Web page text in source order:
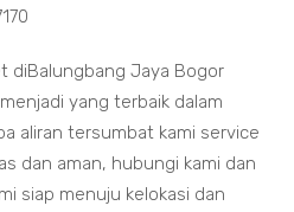
diBalungbang Jaya Bogor
yang terbaik dalam
aliran tersumbat kami service
dan aman, hubungi kami dan
siap menuju kelokasi dan